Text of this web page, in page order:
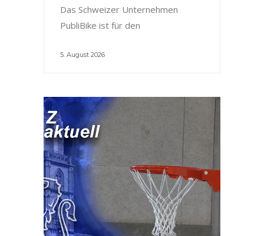
Das Schweizer Unternehmen
PubliBike ist für den
5. August 2026